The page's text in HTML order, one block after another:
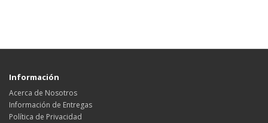
Información
Acerca de Nosotros
Información de Entregas
Política de Privacidad